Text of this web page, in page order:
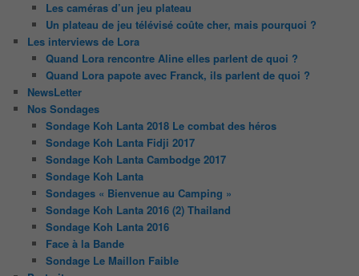
Les caméras d’un jeu plateau
Un plateau de jeu télévisé coûte cher, mais pourquoi ?
Les interviews de Lora
Quand Lora rencontre Aline elles parlent de quoi ?
Quand Lora papote avec Franck, ils parlent de quoi ?
NewsLetter
Nos Sondages
Sondage Koh Lanta 2018 Le combat des héros
Sondage Koh Lanta Fidji 2017
Sondage Koh Lanta Cambodge 2017
Sondage Koh Lanta
Sondages « Bienvenue au Camping »
Sondage Koh Lanta 2016 (2) Thailand
Sondage Koh Lanta 2016
Face à la Bande
Sondage Le Maillon Faible